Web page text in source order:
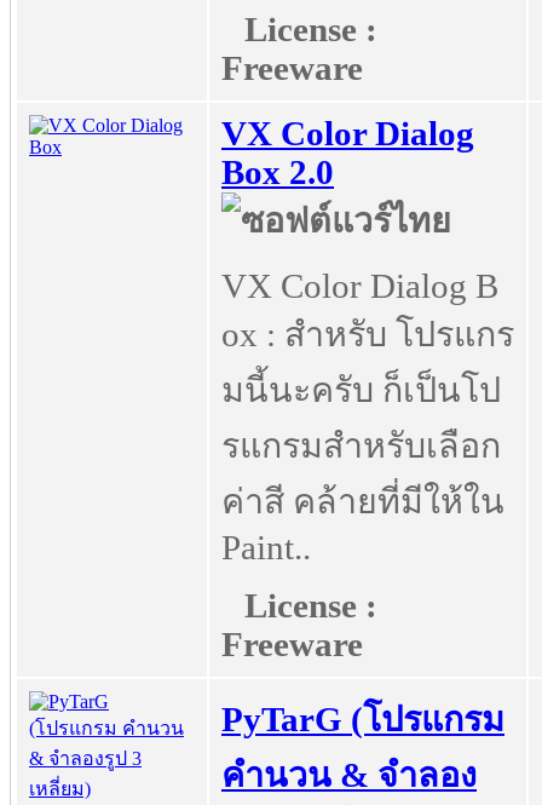
License :
Freeware
VX Color Dialog
Box 2.0
VX Color Dialog B
ox : สำหรับ โปรแกร
มนี้นะครับ ก็เป็นโป
รแกรมสำหรับเลือก
ค่าสี คล้ายที่มีให้ใน
Paint..
License :
Freeware
PyTarG (โปรแกรม
คำนวน & จำลอง